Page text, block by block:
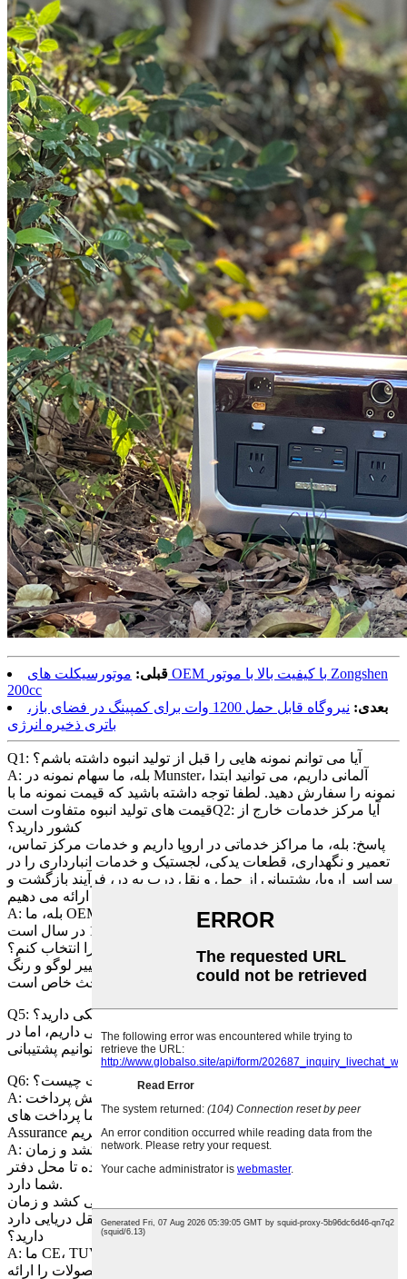
قبلی: موتورسیکلت های OEM با کیفیت بالا با موتور Zongshen
200cc
بعدی:
نیروگاه قابل حمل 1200 وات برای کمپینگ در فضای باز،
باتری ذخیره انرژی
Q1: آیا می توانم نمونه هایی را قبل از تولید انبوه داشته باشم؟
A: بله، ما سهام نمونه در Munster، آلمانی داریم، می توانید ابتدا
نمونه را سفارش دهید. لطفا توجه داشته باشید که قیمت نمونه ما با
قیمت های تولید انبوه متفاوت استQ2: آیا مرکز خدمات خارج از
کشور دارید؟
پاسخ: بله، ما مراکز خدماتی در اروپا داریم و خدمات مرکز تماس،
تعمیر و نگهداری، قطعات یدکی، لجستیک و خدمات انبارداری را در
سراسر اروپا، پشتیبانی از حمل و نقل درب به در، فرآیند بازگشت و
A: بله، ما OEM را در مقدار خرید سال خاص می پذیریم. در حال
حاضر حداقل مقدار سفارش 10000 در سال است. Q4: آیا می توانم
لوگوی خود را اضافه کنم یا رنگ های خود را انتخاب کنم؟
پاسخ: بله می توانید. اما برای تغییر لوگو و رنگ، MOQ 1000 قطعه
در هر سفارش یا برای بحث خاص است.
Q5: آیا دوچرخه الکترونیکی، موتورسیکلت الکترونیکی دارید؟
پاسخ: بله، ما دوچرخه و موتور سیکلت الکترونیکی داریم، اما در
Q6: مدت پرداخت چیست؟
برای سفارش تولید انبوه، ما پرداخت های TT، L/C، DD، DP، Trade
Assurance را می پذیریم. Q7: زمان تحویل شما چقدر است؟
A: برای سفارش نمونه، آماده سازی باید 2 هفته طول بکشد و زمان
حمل بستگی به فاصله انبار ما در اروپا یا ایالات متحده تا محل دفتر
شما دارد.
برای سفارش تولید انبوه، تولید 45-60 روز طول می کشد و زمان
حمل و نقل بستگی به حمل و نقل دریایی داردQ8: چه گواهینامه ای
دارید؟
A: ما CE، TUV، KBA، FCC، MD، LDV، RoHS، WEEE و غیره
داریم. همچنین می توانیم هر گواهی مربوط به محصولات را ارائه